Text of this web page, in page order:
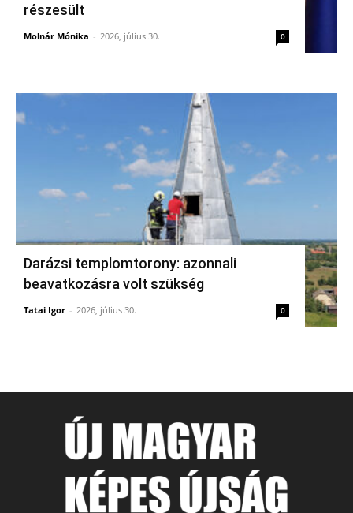
részesült
Molnár Mónika - 2026, július 30. 0
Darázsi templomtorony: azonnali
beavatkozásra volt szükség
Tatai Igor - 2026, július 30. 0